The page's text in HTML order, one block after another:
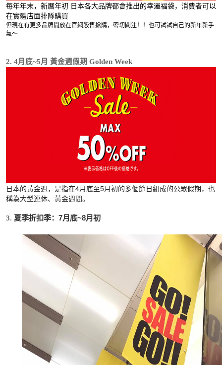
每年年末，新曆年初 日本各大品牌都會推出的幸運福袋，消費者可以
在實體店面排隊購買
但現在有更多品牌開放在官網販售搶購，密切關注！！也可試試自己的新年新手
氣～
2. 4月底~5月 黃金週假期 Golden Week
日本的黃金週，是指在4月底至5月初的多個節日組成的公眾假期，也
稱為大型連休、黃金週間。
3. 夏季折扣季：7月底~8月初